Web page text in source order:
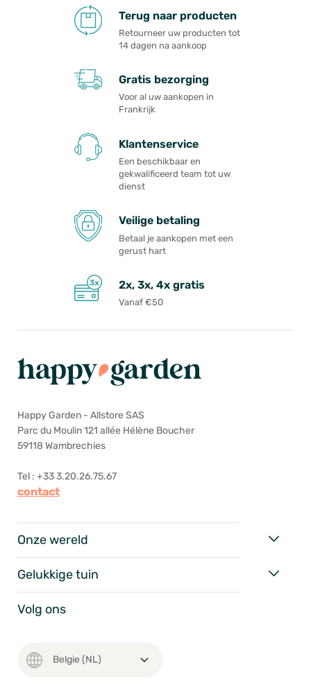
Terug naar producten
Retourneer uw producten tot
14 dagen na aankoop
Gratis bezorging
Voor al uw aankopen in
Frankrijk
Klantenservice
Een beschikbaar en
gekwalificeerd team tot uw
dienst
Veilige betaling
Betaal je aankopen met een
gerust hart
2x, 3x, 4x gratis
Vanaf €50
Happy Garden - Allstore SAS
Parc du Moulin 121 allée Hélène Boucher
59118 Wambrechies
Tel : +33 3.20.26.75.67
contact
Onze wereld
Gelukkige tuin
Volg ons